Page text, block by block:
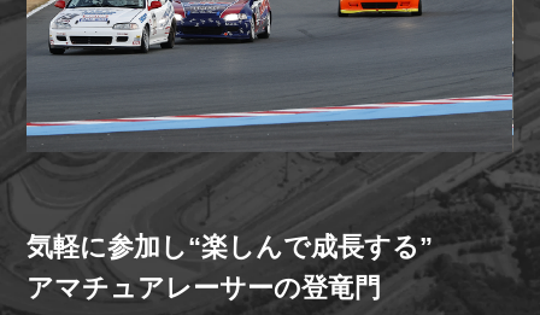
営業時間
場内マップ アクセス
サービスガイド アンケート
気軽に参加し“楽しんで成長する”
アマチュアレーサーの登竜門